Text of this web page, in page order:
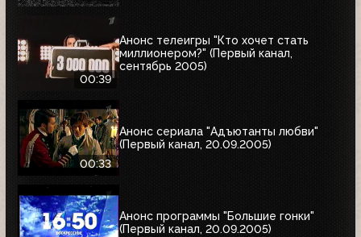
00:39
Анонс телеигры "Кто хочет стать
миллионером?" (Первый канал,
сентябрь 2005)
00:33
Анонс сериала "Адъютанты любви"
(Первый канал, 20.09.2005)
Анонс программы "Большие гонки"
(Первый канал, 20.09.2005)